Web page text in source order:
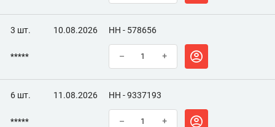
3 шт. 10.08.2026 НН - 578656
***** – +
6 шт. 11.08.2026 НН - 9337193
***** – +